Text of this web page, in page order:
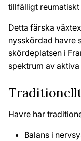
tillfälligt
Detta färska
nysskördad havre
skördeplatsen i
spektrum av aktiva
Havre har
Balans i